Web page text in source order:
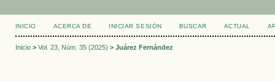
INICIO ACERCA DE INICIAR SESIÓN BUSCAR ACTUAL
Inicio> Vol. 23, Núm. 35 (2025) > Juárez Fernández